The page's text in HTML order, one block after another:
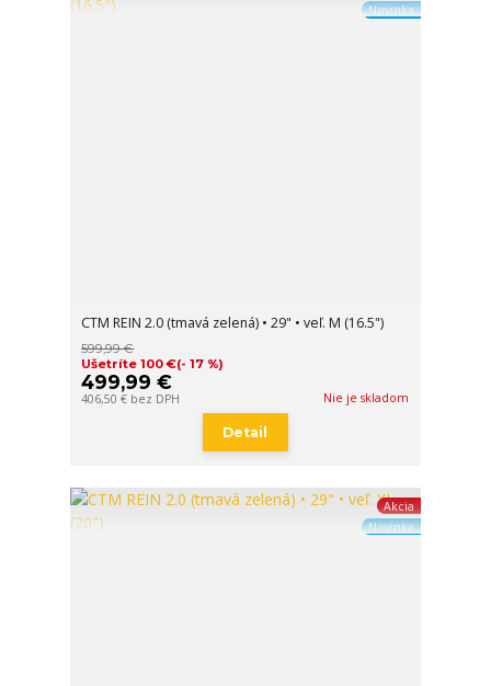
Novinka
CTM REIN 2.0 (tmavá zelená) • 29" • veľ. M (16.5")
599,99 €
Ušetríte 100 €(- 17 %)
499,99 €
406,50 € bez DPH Nie je skladom
Detail
Akcia
Novinka